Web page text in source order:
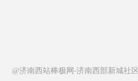
@济南西站棒极网-济南西部新城社